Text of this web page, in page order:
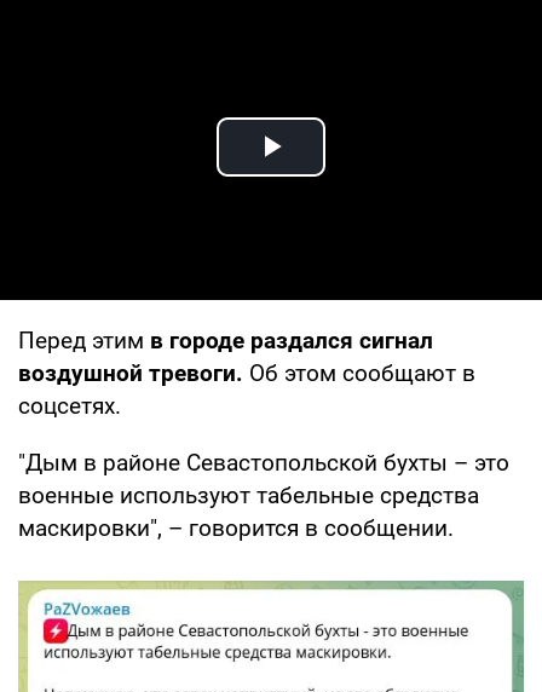
Play Video
Перед этим в городе раздался сигнал
воздушной тревоги. Об этом сообщают в
соцсетях.
"Дым в районе Севастопольской бухты – это
военные используют табельные средства
маскировки", – говорится в сообщении.